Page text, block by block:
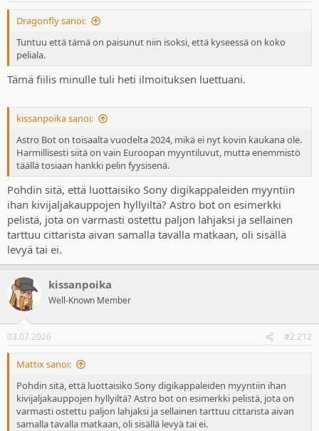
:
Dragonfly sanoi:
Tuntuu että tämä on paisunut niin isoksi, että kyseessä on koko
peliala.
Tämä fiilis minulle tuli heti ilmoituksen luettuani.
kissanpoika sanoi:
Astro Bot on toisaalta vuodelta 2024, mikä ei nyt kovin kaukana ole.
Harmillisesti siitä on vain Euroopan myyntiluvut, mutta enemmistö
täällä tosiaan hankki pelin fyysisenä.
Pohdin sitä, että luottaisiko Sony digikappaleiden myyntiin
ihan kivijaljakauppojen hyllyiltä? Astro bot on esimerkki
pelistä, jota on varmasti ostettu paljon lahjaksi ja sellainen
tarttuu cittarista aivan samalla tavalla matkaan, oli sisällä
levyä tai ei.
kissanpoika
Well-Known Member
03.07.2026 #2 212
Mattix sanoi:
Pohdin sitä, että luottaisiko Sony digikappaleiden myyntiin ihan
kivijaljakauppojen hyllyiltä? Astro bot on esimerkki pelistä, jota on
varmasti ostettu paljon lahjaksi ja sellainen tarttuu cittarista aivan
samalla tavalla matkaan, oli sisällä levyä tai ei.